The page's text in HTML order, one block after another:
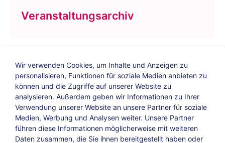
Veranstaltungsarchiv
Bildungs-Blog| Instagram| Facebook|
YouTube
Wir verwenden Cookies, um Inhalte und Anzeigen zu
personalisieren, Funktionen für soziale Medien anbieten zu
können und die Zugriffe auf unserer Website zu
analysieren. Außerdem geben wir Informationen zu Ihrer
Verwendung unserer Website an unsere Partner für soziale
Medien, Werbung und Analysen weiter. Unsere Partner
führen diese Informationen möglicherweise mit weiteren
Daten zusammen, die Sie ihnen bereitgestellt haben oder